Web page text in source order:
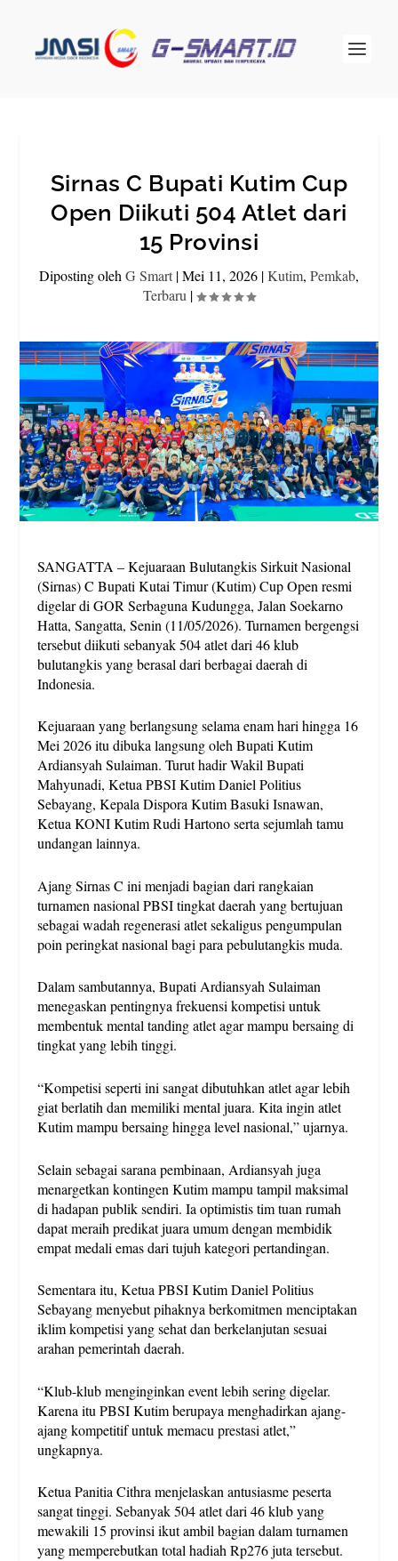
Sirnas C Bupati Kutim Cup
Open Diikuti 504 Atlet dari
15 Provinsi
Diposting oleh G Smart |Mei 11, 2026 |Kutim, Pemkab,
Terbaru |
SANGATTA – Kejuaraan Bulutangkis Sirkuit Nasional
(Sirnas) C Bupati Kutai Timur (Kutim) Cup Open resmi
digelar di GOR Serbaguna Kudungga, Jalan Soekarno
Hatta, Sangatta, Senin (11/05/2026). Turnamen bergengsi
tersebut diikuti sebanyak 504 atlet dari 46 klub
bulutangkis yang berasal dari berbagai daerah di
Indonesia.
Kejuaraan yang berlangsung selama enam hari hingga 16
Mei 2026 itu dibuka langsung oleh Bupati Kutim
Ardiansyah Sulaiman. Turut hadir Wakil Bupati
Mahyunadi, Ketua PBSI Kutim Daniel Politius
Sebayang, Kepala Dispora Kutim Basuki Isnawan,
Ketua KONI Kutim Rudi Hartono serta sejumlah tamu
undangan lainnya.
Ajang Sirnas C ini menjadi bagian dari rangkaian
turnamen nasional PBSI tingkat daerah yang bertujuan
sebagai wadah regenerasi atlet sekaligus pengumpulan
poin peringkat nasional bagi para pebulutangkis muda.
Dalam sambutannya, Bupati Ardiansyah Sulaiman
menegaskan pentingnya frekuensi kompetisi untuk
membentuk mental tanding atlet agar mampu bersaing di
tingkat yang lebih tinggi.
“Kompetisi seperti ini sangat dibutuhkan atlet agar lebih
giat berlatih dan memiliki mental juara. Kita ingin atlet
Kutim mampu bersaing hingga level nasional,” ujarnya.
Selain sebagai sarana pembinaan, Ardiansyah juga
menargetkan kontingen Kutim mampu tampil maksimal
di hadapan publik sendiri. Ia optimistis tim tuan rumah
dapat meraih predikat juara umum dengan membidik
empat medali emas dari tujuh kategori pertandingan.
Sementara itu, Ketua PBSI Kutim Daniel Politius
Sebayang menyebut pihaknya berkomitmen menciptakan
iklim kompetisi yang sehat dan berkelanjutan sesuai
arahan pemerintah daerah.
“Klub-klub menginginkan event lebih sering digelar.
Karena itu PBSI Kutim berupaya menghadirkan ajang-
ajang kompetitif untuk memacu prestasi atlet,”
ungkapnya.
Ketua Panitia Cithra menjelaskan antusiasme peserta
sangat tinggi. Sebanyak 504 atlet dari 46 klub yang
mewakili 15 provinsi ikut ambil bagian dalam turnamen
yang memperebutkan total hadiah Rp276 juta tersebut.